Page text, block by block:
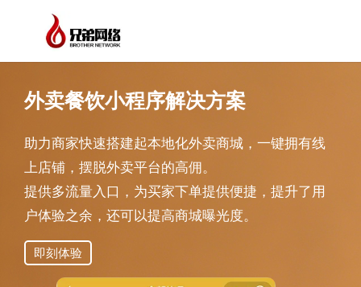
外卖餐饮小程序解决方案
助力商家快速搭建起本地化外卖商城，一键拥有线
上店铺，摆脱外卖平台的高佣。
提供多流量入口，为买家下单提供便捷，提升了用
户体验之余，还可以提高商城曝光度。
即刻体验